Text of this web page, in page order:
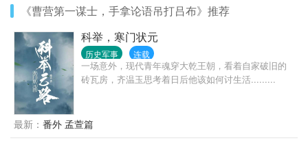
《曹营第一谋士，手拿论语吊打吕布》推荐
科举，寒门状元
历史军事 连载
一场意外，现代青年魂穿大乾王朝，看着自家破旧的
砖瓦房，齐温玉思考着日后他该如何讨生活.........
最新： 番外 孟萱篇